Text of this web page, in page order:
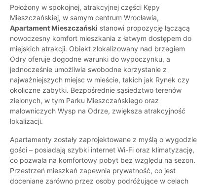
Położony w spokojnej, atrakcyjnej części Kępy
Mieszczańskiej, w samym centrum Wrocławia,
Apartament Mieszczański stanowi propozycję łączącą
nowoczesny komfort mieszkania z łatwym dostępem do
miejskich atrakcji. Obiekt zlokalizowany nad brzegiem
Odry oferuje dogodne warunki do wypoczynku, a
jednocześnie umożliwia swobodne korzystanie z
najważniejszych miejsc w mieście, takich jak Rynek czy
okoliczne zabytki. Bezpośrednie sąsiedztwo terenów
zielonych, w tym Parku Mieszczańskiego oraz
malowniczych Wysp na Odrze, zwiększa atrakcyjność
lokalizacji.
Apartamenty zostały zaprojektowane z myślą o wygodzie
gości – posiadają szybki internet Wi-Fi oraz klimatyzację,
co pozwala na komfortowy pobyt bez względu na sezon.
Przestrzeń mieszkań zapewnia prywatność, co jest
doceniane zarówno przez osoby podróżujące w celach